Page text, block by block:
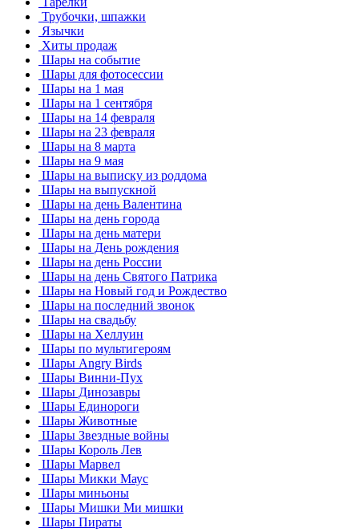
Трубочки, шпажки
Язычки
Хиты продаж
Шары на событие
Шары для фотосессии
Шары на 1 мая
Шары на 1 сентября
Шары на 14 февраля
Шары на 23 февраля
Шары на 8 марта
Шары на 9 мая
Шары на выписку из роддома
Шары на выпускной
Шары на день Валентина
Шары на день города
Шары на день матери
Шары на День рождения
Шары на день России
Шары на день Святого Патрика
Шары на Новый год и Рождество
Шары на последний звонок
Шары на свадьбу
Шары на Хеллуин
Шары по мультигероям
Шары Angry Birds
Шары Винни-Пух
Шары Динозавры
Шары Единороги
Шары Животные
Шары Звездные войны
Шары Король Лев
Шары Марвел
Шары Микки Маус
Шары миньоны
Шары Мишки Ми мишки
Шары Пираты